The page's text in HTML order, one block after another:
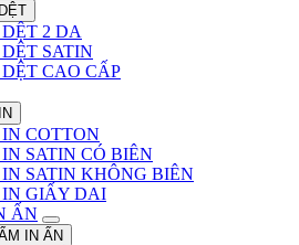
2 DA
SATIN
CAO CẤP
COTTON
SATIN CÓ BIÊN
SATIN KHÔNG BIÊN
GIẤY DAI
ẤN
IN ẤN